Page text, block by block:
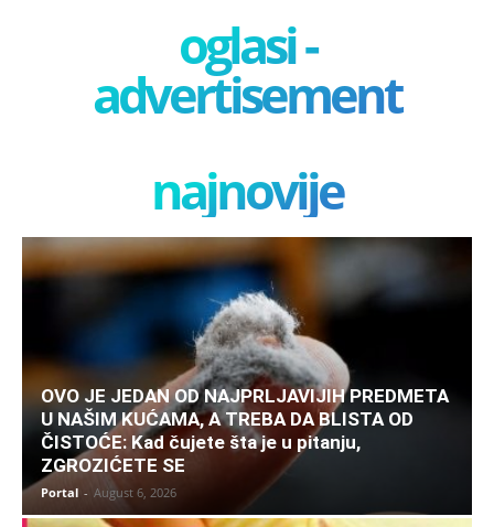
oglasi -
advertisement
najnovije
OVO JE JEDAN OD NAJPRLJAVIJIH PREDMETA
U NAŠIM KUĆAMA, A TREBA DA BLISTA OD
ČISTOĆE: Kad čujete šta je u pitanju,
ZGROZIĆETE SE
Portal - August 6, 2026